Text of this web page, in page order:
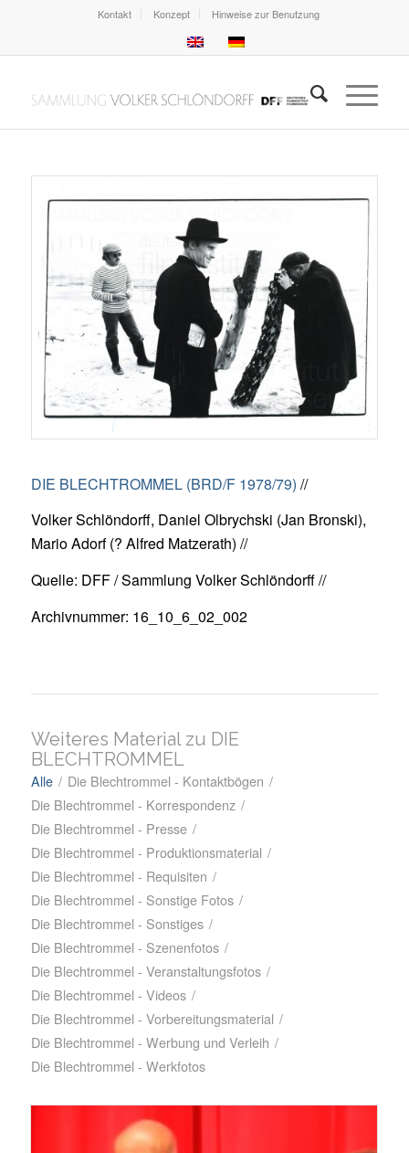
Kontakt Konzept Hinweise zur Benutzung
DIE BLECHTROMMEL (BRD/F 1978/79) //
Volker Schlöndorff, Daniel Olbrychski (Jan Bronski),
Mario Adorf (? Alfred Matzerath) //
Quelle: DFF / Sammlung Volker Schlöndorff //
Archivnummer: 16_10_6_02_002
Weiteres Material zu DIE
BLECHTROMMEL
Alle / Die Blechtrommel - Kontaktbögen /
Die Blechtrommel - Korrespondenz /
Die Blechtrommel - Presse /
Die Blechtrommel - Produktionsmaterial /
Die Blechtrommel - Requisiten /
Die Blechtrommel - Sonstige Fotos /
Die Blechtrommel - Sonstiges /
Die Blechtrommel - Szenenfotos /
Die Blechtrommel - Veranstaltungsfotos /
Die Blechtrommel - Videos /
Die Blechtrommel - Vorbereitungsmaterial /
Die Blechtrommel - Werbung und Verleih /
Die Blechtrommel - Werkfotos